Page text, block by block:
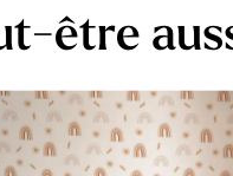
être